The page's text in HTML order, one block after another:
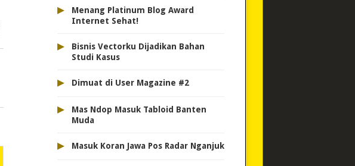
▸
Menang Platinum Blog Award
Internet Sehat!
▸
Bisnis Vectorku Dijadikan Bahan
Studi Kasus
▸ Dimuat di User Magazine #2
▸
Mas Ndop Masuk Tabloid Banten
Muda
▸ Masuk Koran Jawa Pos Radar Nganjuk